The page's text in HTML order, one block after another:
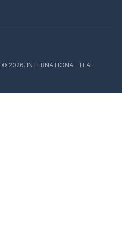
© 2026. INTERNATIONAL TEAL